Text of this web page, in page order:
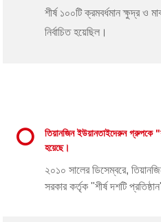
শীর্ষ ১০০টি ক্রমবর্ধমান ক্ষুদ্র ও
নির্বাচিত হয়েছিল।
তিয়ানজিন ইউয়ানতাইদেরুন গ্রুপকে
হয়েছে।
২০১০ সালের ডিসেম্বরে,
সরকার কর্তৃক "শীর্ষ দশটি